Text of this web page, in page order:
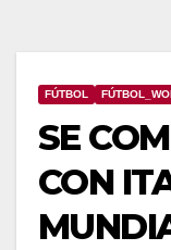
FÚTBOL
SE
CON